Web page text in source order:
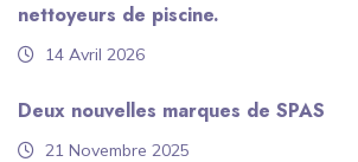
nettoyeurs de piscine.
14 Avril 2026
Deux nouvelles marques de SPAS
21 Novembre 2025